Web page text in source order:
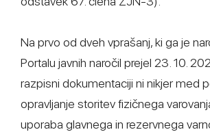
Na prvo od dveh vprašanj, ki ga je
Portalu javnih naročil prejel 23. 10.
razpisni dokumentaciji ni nikjer med
opravljanje storitev fizičnega
uporaba glavnega in rezervnega